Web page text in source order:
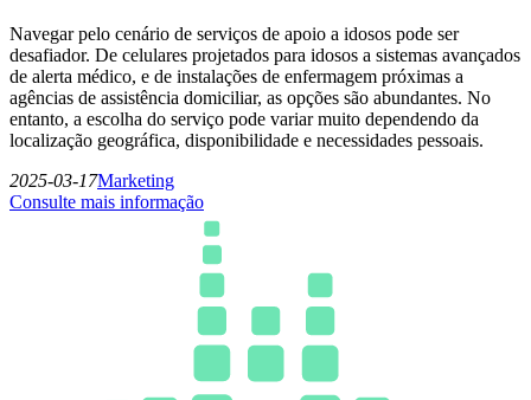
Navegar pelo cenário de serviços de apoio a idosos pode ser
desafiador. De celulares projetados para idosos a sistemas avançados
de alerta médico, e de instalações de enfermagem próximas a
agências de assistência domiciliar, as opções são abundantes. No
entanto, a escolha do serviço pode variar muito dependendo da
localização geográfica, disponibilidade e necessidades pessoais.
2025-03-17Marketing
Consulte mais informação